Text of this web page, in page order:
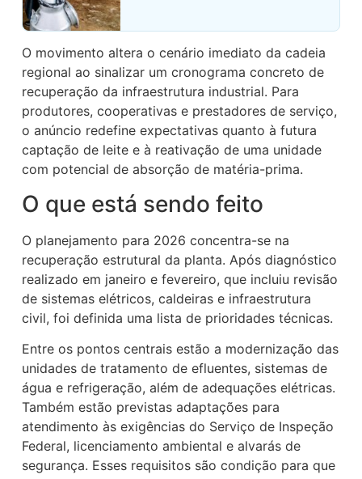
O movimento altera o cenário imediato da cadeia
regional ao sinalizar um cronograma concreto de
recuperação da infraestrutura industrial. Para
produtores, cooperativas e prestadores de serviço,
o anúncio redefine expectativas quanto à futura
captação de leite e à reativação de uma unidade
com potencial de absorção de matéria-prima.
O que está sendo feito
O planejamento para 2026 concentra-se na
recuperação estrutural da planta. Após diagnóstico
realizado em janeiro e fevereiro, que incluiu revisão
de sistemas elétricos, caldeiras e infraestrutura
civil, foi definida uma lista de prioridades técnicas.
Entre os pontos centrais estão a modernização das
unidades de tratamento de efluentes, sistemas de
água e refrigeração, além de adequações elétricas.
Também estão previstas adaptações para
atendimento às exigências do Serviço de Inspeção
Federal, licenciamento ambiental e alvarás de
segurança. Esses requisitos são condição para que